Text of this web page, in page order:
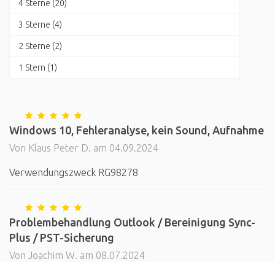
4 Sterne (20)
3 Sterne (4)
2 Sterne (2)
1 Stern (1)
Windows 10, Fehleranalyse, kein Sound, Aufnahme
Von Klaus Peter D. am 04.09.2024
Verwendungszweck RG98278
Problembehandlung Outlook / Bereinigung Sync-
Plus / PST-Sicherung
Von Joachim W. am 08.07.2024